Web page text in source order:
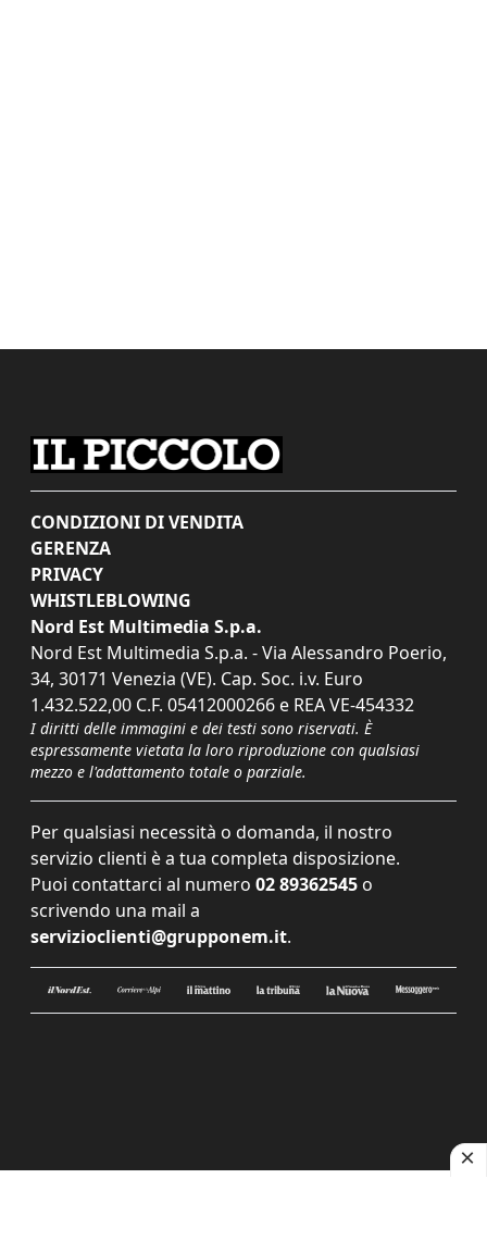
CONDIZIONI DI VENDITA
GERENZA
PRIVACY
WHISTLEBLOWING
Nord Est Multimedia S.p.a.
Nord Est Multimedia S.p.a. - Via Alessandro Poerio,
34, 30171 Venezia (VE). Cap. Soc. i.v. Euro
1.432.522,00 C.F. 05412000266 e REA VE-454332
I diritti delle immagini e dei testi sono riservati. È
espressamente vietata la loro riproduzione con qualsiasi
mezzo e l'adattamento totale o parziale.
Per qualsiasi necessità o domanda, il nostro
servizio clienti è a tua completa disposizione.
Puoi contattarci al numero 02 89362545 o
scrivendo una mail a
servizioclienti@grupponem.it.